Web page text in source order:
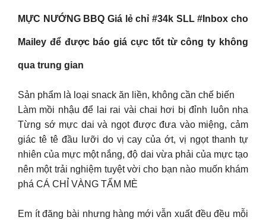
MỰC NƯỚNG BBQ Giá lẻ chỉ #34k SLL #Inbox cho
Mailey để được báo giá cực tốt từ công ty không
qua trung gian
Sản phẩm là loại snack ăn liền, không cần chế biến
Làm mồi nhậu để lai rai vài chai hơi bị đỉnh luôn nha
Từng sớ mực dai và ngọt được đưa vào miệng, cảm
giác tê tê đầu lưỡi do vị cay của ớt, vị ngọt thanh tự
nhiên của mực một nắng, độ dai vừa phải của mực tạo
nên một trải nghiệm tuyệt vời cho bạn nào muốn khám
phá CÁ CHỈ VÀNG TẨM MÈ
Em ít đăng bài nhưng hàng mới vẫn xuất đều đều mỗi